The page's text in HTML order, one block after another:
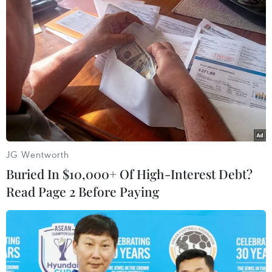
Đức tuyên án chung thân
đối tượng gây vụ lao xe vào
đám đông ở Munich
06/08/2026 15:57
Nga thúc đẩy đa dạng hóa
tuyến vận tải kết nối châu
Á qua Ấn Độ Dương
06/08/2026 15:34
Italy và Hy Lạp trở thành
điểm nóng của virus Tây
NATO ưu tiên đẩy nhanh
chuyển giao hệ thống
JG Wentworth
Buried In $10,000+ Of High-Interest Debt?
Read Page 2 Before Paying